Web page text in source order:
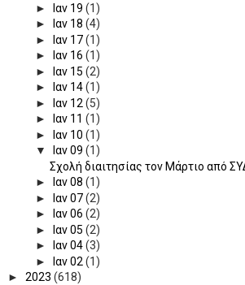
►
Ιαν 19 (1)
►
Ιαν 18 (4)
►
Ιαν 17(1)
►
Ιαν 16 (1)
►
Ιαν 15 (2)
►
Ιαν 14(1)
►
Ιαν 12 (5)
►
Ιαν 11 (1)
►
Ιαν 10 (1)
▼
Ιαν 09 (1)
Σχολή διαιτησίας τον Μάρτιο από
►
Ιαν 08 (1)
►
Ιαν 07(2)
►
Ιαν 06 (2)
►
Ιαν 05 (2)
►
Ιαν 04(3)
►
Ιαν 02 (1)
► 2023 (618)